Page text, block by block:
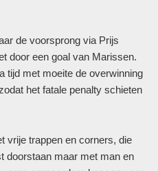
de voorsprong via Prijs
door een goal van Marissen.
tijd met moeite de overwinning
het fatale penalty schieten
vrije trappen en corners, die
doorstaan maar met man en